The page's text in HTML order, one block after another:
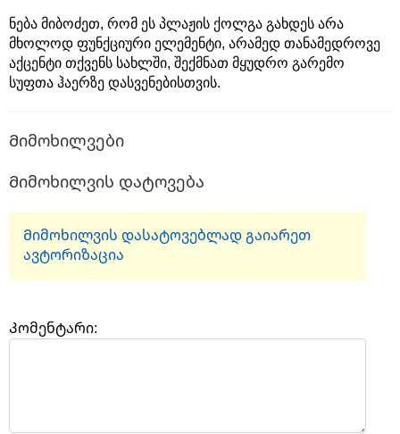
ნება მიბოძეთ, რომ ეს პლაჟის ქოლგა გახდეს არა
მხოლოდ ფუნქციური ელემენტი, არამედ თანამედროვე
აქცენტი თქვენს სახლში, შექმნათ მყუდრო გარემო
სუფთა ჰაერზე დასვენებისთვის.
Მიმოხილვები
Მიმოხილვის დატოვება
Მიმოხილვის დასატოვებლად გაიარეთ
ავტორიზაცია
Კომენტარი: